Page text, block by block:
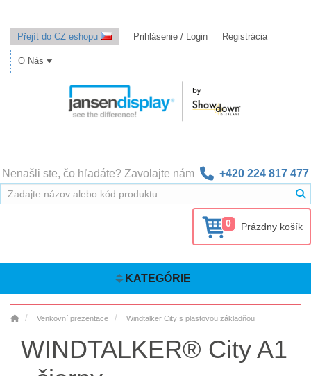
Přejít do CZ eshopu Prihlásenie / Login Registrácia
O Nás
Nenašli ste, čo hľadáte? Zavolajte nám +420 224 817 477
0 Prázdny košík
KATEGÓRIE
Venkovní prezentace Windtalker City s plastovou základňou
WINDTALKER® City A1